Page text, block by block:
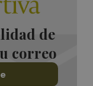
de
correo